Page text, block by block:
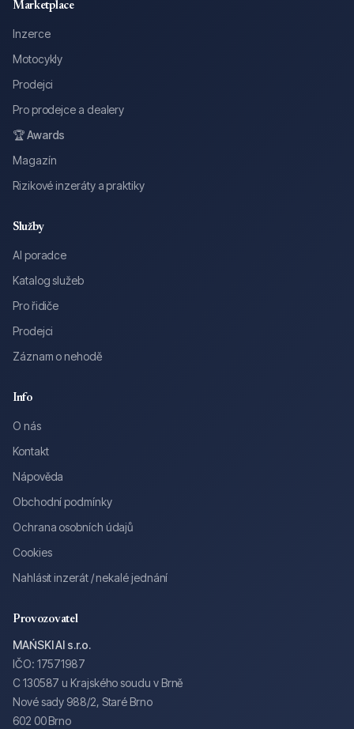
Marketplace
Inzerce
Motocykly
Prodejci
Pro prodejce a dealery
🏆 Awards
Magazín
Rizikové inzeráty a praktiky
Služby
AI poradce
Katalog služeb
Pro řidiče
Prodejci
Záznam o nehodě
Info
O nás
Kontakt
Nápověda
Obchodní podmínky
Ochrana osobních údajů
Cookies
Nahlásit inzerát / nekalé jednání
Provozovatel
MAŃSKI AI s.r.o.
IČO: 17571987
C 130587 u Krajského soudu v Brně
Nové sady 988/2, Staré Brno
602 00 Brno